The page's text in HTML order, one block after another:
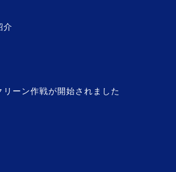
介
リーン作戦が開始されました